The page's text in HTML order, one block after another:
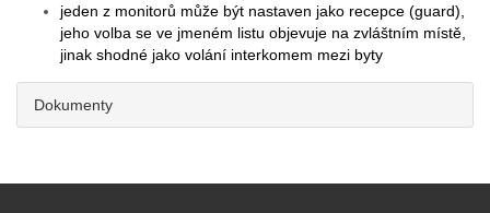
jeden z monitorů může být nastaven jako recepce (guard),
jeho volba se ve jmeném listu objevuje na zvláštním místě,
jinak shodné jako volání interkomem mezi byty
Dokumenty